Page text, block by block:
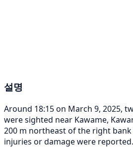
설명
Around 18:15 on March 9, 2025,
were sighted near Kawame,
200 m northeast of the right bank
injuries or damage were reported.